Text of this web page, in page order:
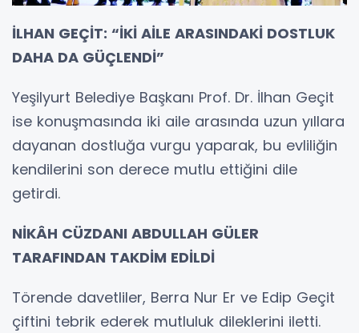
İLHAN GEÇİT: “İKİ AİLE ARASINDAKİ DOSTLUK
DAHA DA GÜÇLENDİ”
Yeşilyurt Belediye Başkanı Prof. Dr. İlhan Geçit
ise konuşmasında iki aile arasında uzun yıllara
dayanan dostluğa vurgu yaparak, bu evliliğin
kendilerini son derece mutlu ettiğini dile
getirdi.
NİKÂH CÜZDANI ABDULLAH GÜLER
TARAFINDAN TAKDİM EDİLDİ
Törende davetliler, Berra Nur Er ve Edip Geçit
çiftini tebrik ederek mutluluk dileklerini iletti.